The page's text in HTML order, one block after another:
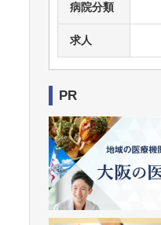
病院分類
求人
PR